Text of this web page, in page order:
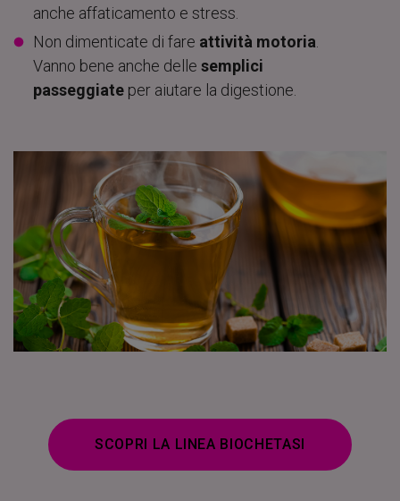
anche affaticamento e stress.
Non dimenticate di fare attività motoria
Vanno bene anche delle semplici
passeggiate per aiutare la digestione.
SCOPRI LA LINEA BIOCHETASI